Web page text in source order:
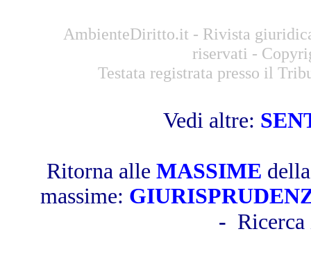
AmbienteDiritto.it - Rivista
riservati -
Testata registrata presso il
Vedi altre:
Ritorna alle MASSIME
massime:
-